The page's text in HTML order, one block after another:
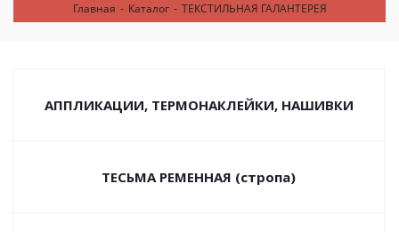
Главная - Каталог - ТЕКСТИЛЬНАЯ ГАЛАНТЕРЕЯ
АППЛИКАЦИИ, ТЕРМОНАКЛЕЙКИ, НАШИВКИ
ТЕСЬМА РЕМЕННАЯ (стропа)